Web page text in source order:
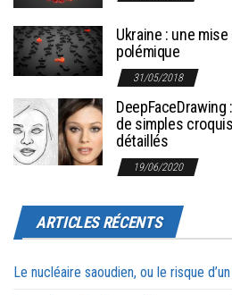
Ukraine : une
polémique
31/05/2018
de simples
détaillés
19/06/2020
ARTICLES RÉCENTS
Le nucléaire saoudien, ou le risque